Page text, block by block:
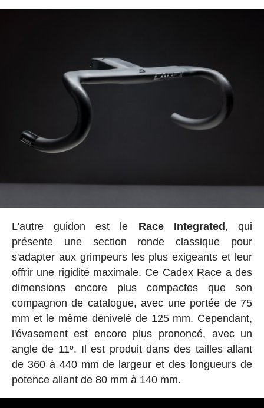
L'autre guidon est le Race Integrated , qui
présente une section ronde classique pour
s'adapter aux grimpeurs les plus exigeants et leur
offrir une rigidité maximale. Ce Cadex Race a des
dimensions encore plus compactes que son
compagnon de catalogue, avec une portée de 75
mm et le même dénivelé de 125 mm. Cependant,
l'évasement est encore plus prononcé, avec un
angle de 11º. Il est produit dans des tailles allant
de 360 à 440 mm de largeur et des longueurs de
potence allant de 80 mm à 140 mm.